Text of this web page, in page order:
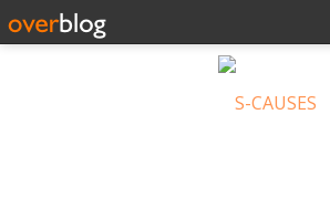
S-CAUSES